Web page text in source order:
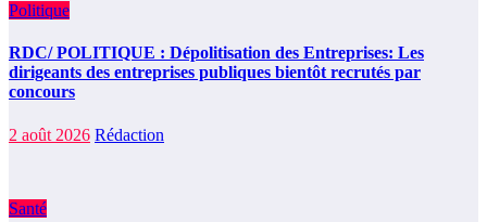
Politique
RDC/ POLITIQUE : Dépolitisation des Entreprises: Les
dirigeants des entreprises publiques bientôt recrutés par
concours
2 août 2026 Rédaction
Santé